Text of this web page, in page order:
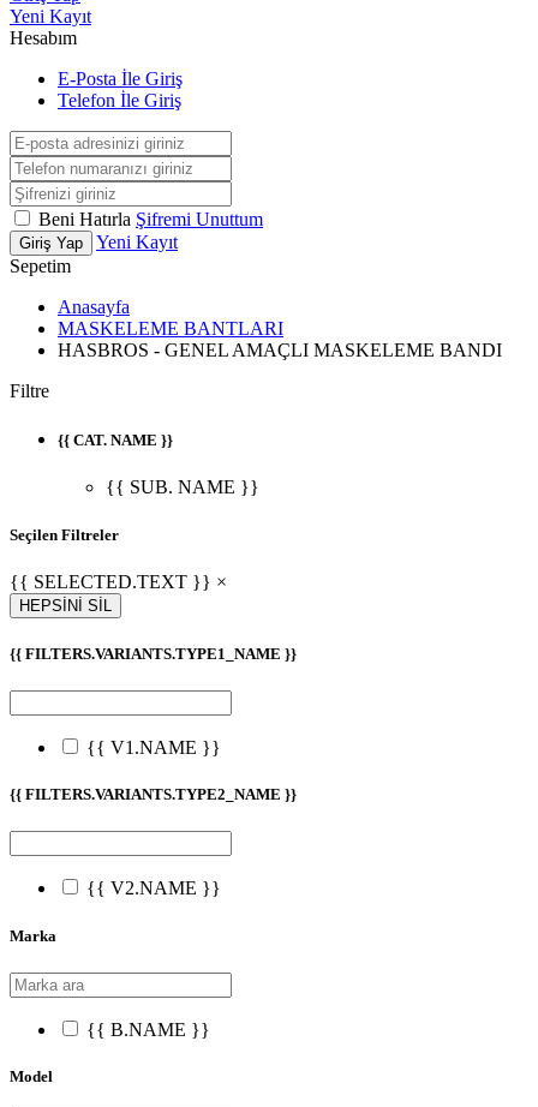
Yeni Kayıt
Hesabım
E-Posta İle Giriş
Telefon İle Giriş
Beni Hatırla Şifremi Unuttum
Giriş Yap
Yeni Kayıt
Sepetim
Anasayfa
MASKELEME BANTLARI
HASBROS - GENEL AMAÇLI MASKELEME BANDI
Filtre
{{ CAT. NAME }}
{{ SUB. NAME }}
Seçilen Filtreler
{{ SELECTED.TEXT }} ×
HEPSİNİ SİL
{{ FILTERS.VARIANTS.TYPE1_NAME }}
{{ V1.NAME }}
{{ FILTERS.VARIANTS.TYPE2_NAME }}
{{ V2.NAME }}
Marka
{{ B.NAME }}
Model